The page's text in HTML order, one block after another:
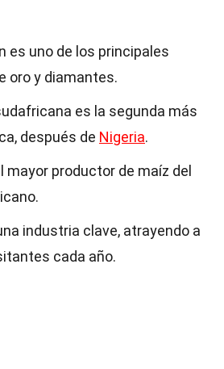
es uno de los principales
oro y diamantes.
es la segunda más
después de Nigeria.
mayor productor de maíz del
industria clave, atrayendo a
cada año.